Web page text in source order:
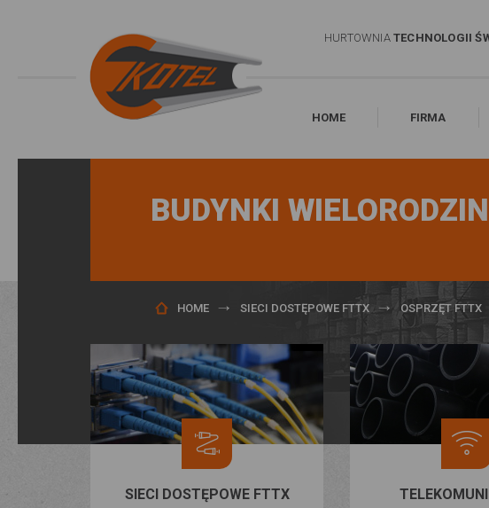
HURTOWNIA TECHNOLOGII
HOME FIRMA
BUDYNKI
HOME SIECI DOSTĘPOWE FTTX OSPRZĘT FTTX
SIECI DOSTĘPOWE FTTX